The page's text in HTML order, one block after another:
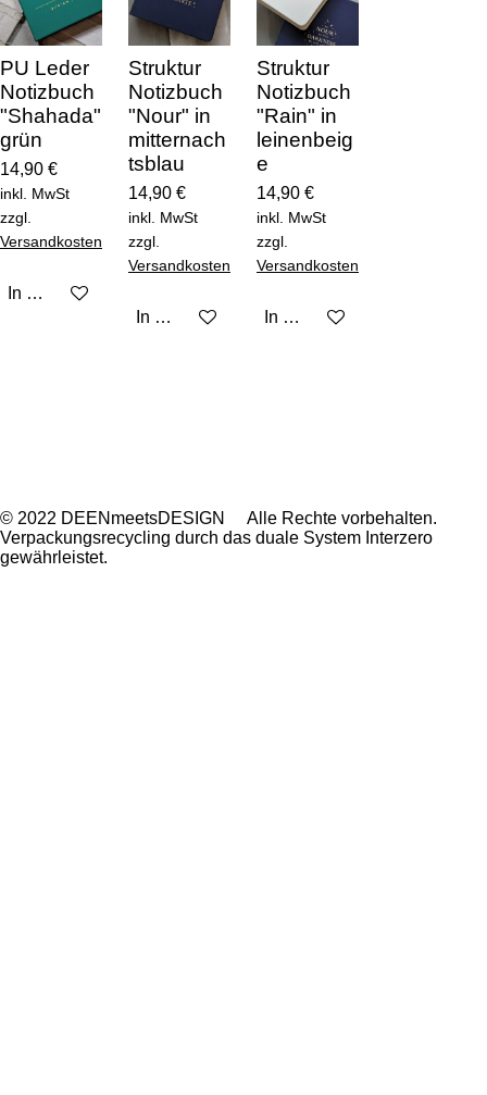
PU Leder
Notizbuch
"Shahada"
grün
14,90 €
inkl. MwSt
zzgl.
Versandkosten
In den Warenkorb
Struktur
Notizbuch
"Nour" in
mitternach
tsblau
14,90 €
inkl. MwSt
zzgl.
Versandkosten
In den Warenkorb
Struktur
Notizbuch
"Rain" in
leinenbeig
e
14,90 €
inkl. MwSt
zzgl.
Versandkosten
In den Warenkorb
© 2022 DEENmeetsDESIGN Alle Rechte vorbehalten.
Verpackungsrecycling durch das duale System Interzero
gewährleistet.